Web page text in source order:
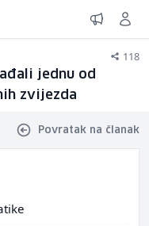
118
jednu od
zvijezda
Povratak na članak